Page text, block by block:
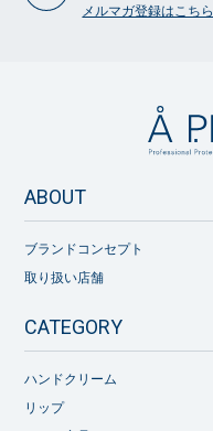
メルマガ登録はこちら
ABOUT
ブランドコンセプト
取り扱い店舗
CATEGORY
ハンドクリーム
リップ